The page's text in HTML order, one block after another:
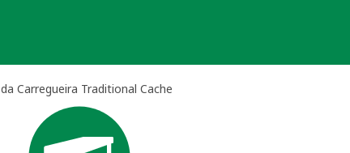
Carregueira Traditional Cache